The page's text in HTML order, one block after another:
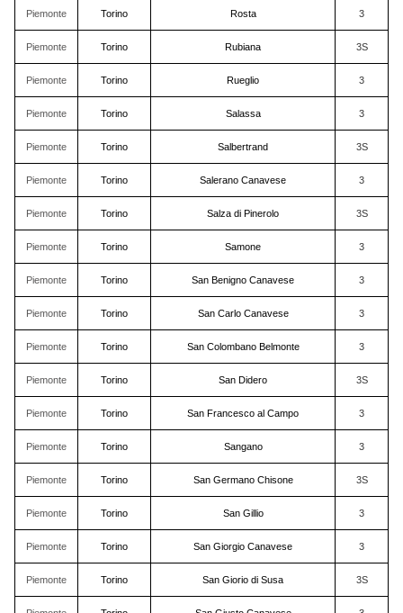
Piemonte Torino Rosta 3
Piemonte Torino Rubiana 3S
Piemonte Torino Rueglio 3
Piemonte Torino Salassa 3
Piemonte Torino Salbertrand 3S
Piemonte Torino Salerano Canavese 3
Piemonte Torino Salza di Pinerolo 3S
Piemonte Torino Samone 3
Piemonte Torino San Benigno Canavese 3
Piemonte Torino San Carlo Canavese 3
Piemonte Torino San Colombano Belmonte 3
Piemonte Torino San Didero 3S
Piemonte Torino San Francesco al Campo 3
Piemonte Torino Sangano 3
Piemonte Torino San Germano Chisone 3S
Piemonte Torino San Gillio 3
Piemonte Torino San Giorgio Canavese 3
Piemonte Torino San Giorio di Susa 3S